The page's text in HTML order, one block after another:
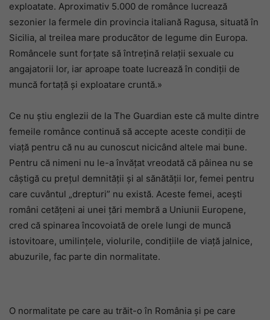
exploatate. Aproximativ 5.000 de românce lucrează
sezonier la fermele din provincia italiană Ragusa, situată în
Sicilia, al treilea mare producător de legume din Europa.
Româncele sunt forţate să întreţină relaţii sexuale cu
angajatorii lor, iar aproape toate lucrează în condiţii de
muncă fortaţă şi exploatare cruntă.»
Ce nu știu englezii de la The Guardian este că multe dintre
femeile românce continuă să accepte aceste condiții de
viață pentru că nu au cunoscut nicicând altele mai bune.
Pentru că nimeni nu le-a învățat vreodată că pâinea nu se
câștigă cu prețul demnității și al sănătății lor, femei pentru
care cuvântul „drepturi” nu există. Aceste femei, acești
români cetățeni ai unei țări membră a Uniunii Europene,
cred că spinarea încovoiată de orele lungi de muncă
istovitoare, umilințele, violurile, condițiile de viață jalnice,
abuzurile, fac parte din normalitate.
O normalitate pe care au trăit-o în România și pe care